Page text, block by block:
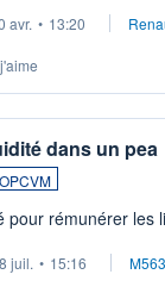
terme tip top pour
avr. • 13:20
j'aime
dans un pea
pour rémunérer les
juil. • 15:16